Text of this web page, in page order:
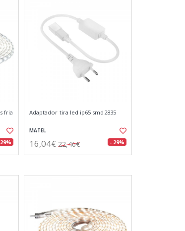
fria Adaptador tira led ip65 smd2835
MATEL
16,04€ 22,46€ - 29%